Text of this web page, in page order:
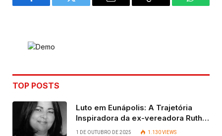
Facebook Twitter Email
Copy
TOP POSTS
Luto em Eunápolis: A Trajetória
Inspiradora da ex-vereadora Ruth
Contadora
1 DE OUTUBRO DE 2025 1.130VIEWS